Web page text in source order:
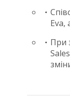
Eva,
При